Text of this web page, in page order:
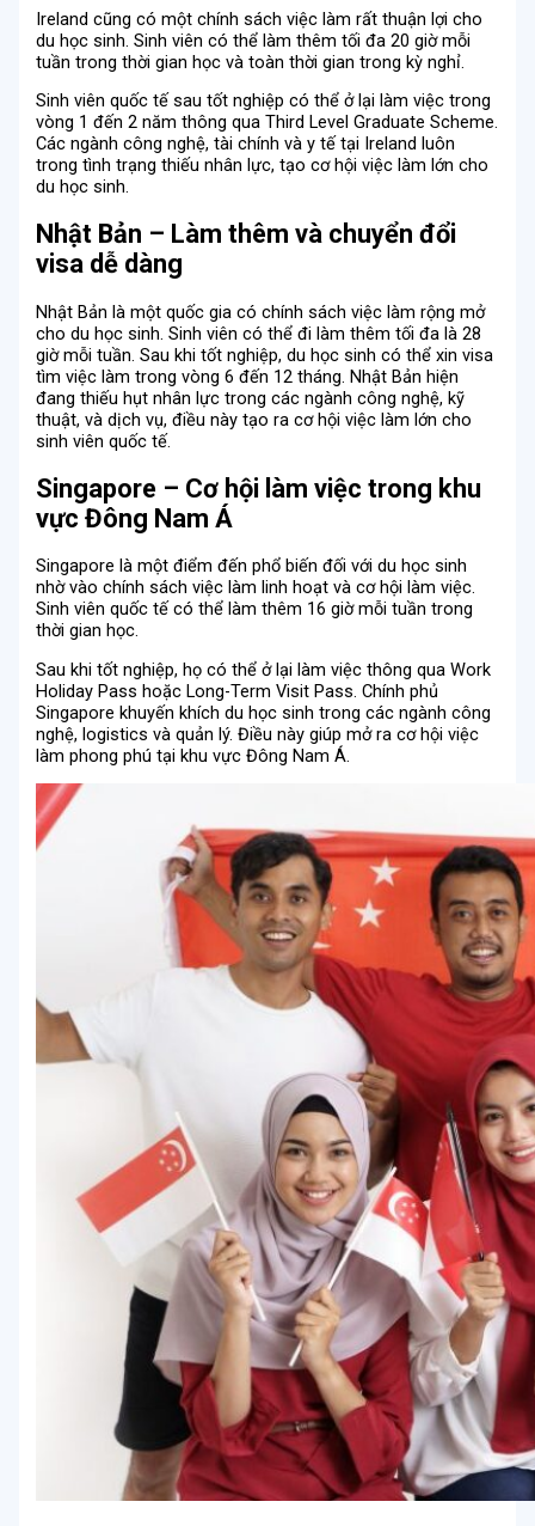
Ireland cũng có một chính sách việc làm rất thuận lợi cho
du học sinh. Sinh viên có thể làm thêm tối đa 20 giờ mỗi
tuần trong thời gian học và toàn thời gian trong kỳ nghỉ.
Sinh viên quốc tế sau tốt nghiệp có thể ở lại làm việc trong
vòng 1 đến 2 năm thông qua Third Level Graduate Scheme.
Các ngành công nghệ, tài chính và y tế tại Ireland luôn
trong tình trạng thiếu nhân lực, tạo cơ hội việc làm lớn cho
du học sinh.
Nhật Bản – Làm thêm và chuyển đổi
visa dễ dàng
Nhật Bản là một quốc gia có chính sách việc làm rộng mở
cho du học sinh. Sinh viên có thể đi làm thêm tối đa là 28
giờ mỗi tuần. Sau khi tốt nghiệp, du học sinh có thể xin visa
tìm việc làm trong vòng 6 đến 12 tháng. Nhật Bản hiện
đang thiếu hụt nhân lực trong các ngành công nghệ, kỹ
thuật, và dịch vụ, điều này tạo ra cơ hội việc làm lớn cho
sinh viên quốc tế.
Singapore – Cơ hội làm việc trong khu
vực Đông Nam Á
Singapore là một điểm đến phổ biến đối với du học sinh
nhờ vào chính sách việc làm linh hoạt và cơ hội làm việc.
Sinh viên quốc tế có thể làm thêm 16 giờ mỗi tuần trong
thời gian học.
Sau khi tốt nghiệp, họ có thể ở lại làm việc thông qua Work
Holiday Pass hoặc Long-Term Visit Pass. Chính phủ
Singapore khuyến khích du học sinh trong các ngành công
nghệ, logistics và quản lý. Điều này giúp mở ra cơ hội việc
làm phong phú tại khu vực Đông Nam Á.